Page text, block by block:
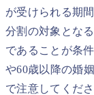
が受けられる期
分割の対象とな
であることが条
や60歳以降の婚
で注意してくださ